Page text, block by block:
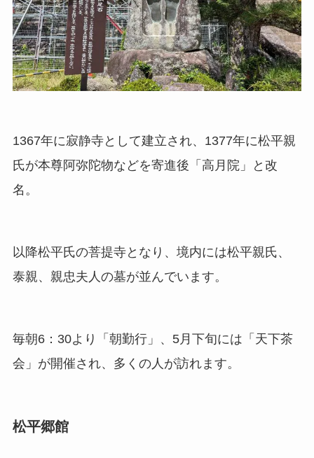
1367年に寂静寺として建立され、1377年に松平親
氏が本尊阿弥陀物などを寄進後「高月院」と改
名。
以降松平氏の菩提寺となり、境内には松平親氏、
泰親、親忠夫人の墓が並んでいます。
毎朝6：30より「朝勤行」、5月下旬には「天下茶
会」が開催され、多くの人が訪れます。
松平郷館